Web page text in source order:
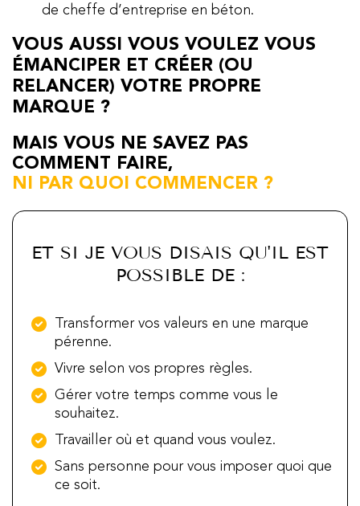
de cheffe d’entreprise en béton.
VOUS AUSSI VOUS VOULEZ VOUS
ÉMANCIPER ET CRÉER (OU
RELANCER) VOTRE PROPRE
MARQUE ?
MAIS VOUS NE SAVEZ PAS
COMMENT FAIRE,
NI PAR QUOI COMMENCER ?
ET SI JE VOUS DISAIS QU'IL EST
POSSIBLE DE :
Transformer vos valeurs en une marque
pérenne.
Vivre selon vos propres règles.
Gérer votre temps comme vous le
souhaitez.
Travailler où et quand vous voulez.
Sans personne pour vous imposer quoi que
ce soit.